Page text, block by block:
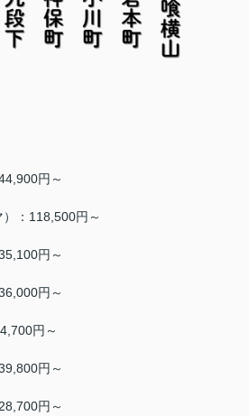
円～
：118,500円～
円～
円～
円～
円～
円～